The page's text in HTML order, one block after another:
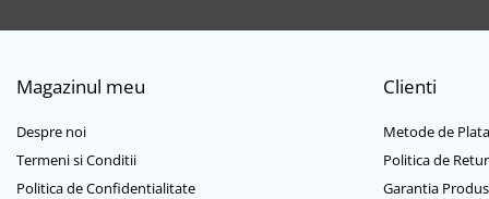
Casti mari cu microfon
Casti medii bluetooth
Magazinul meu
Despre noi
Termeni si Conditii
Politica de Confidentialitate
Clienti
Metode de Plata
Politica de Retur
Garantia